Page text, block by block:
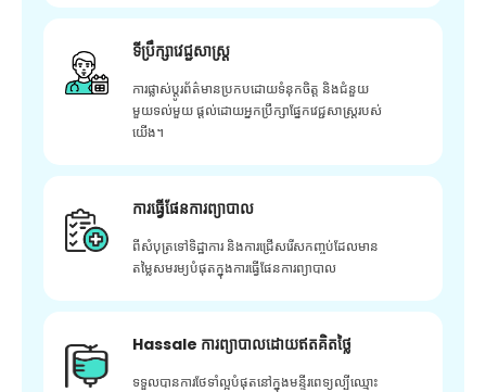
ទីប្រឹក្សាវេជ្ជសាស្ត្រ
ការផ្លាស់ប្តូរព័ត៌មានប្រកបដោយទំនុកចិត្ត និងជំនួយ
មួយទល់មួយ ផ្តល់ដោយអ្នកប្រឹក្សាផ្នែកវេជ្ជសាស្រ្តរបស់
យើង។
ការធ្វើផែនការព្យាបាល
ពីសំបុត្រទៅទិដ្ឋាការ និងការជ្រើសរើសកញ្ចប់ដែលមាន
តម្លៃសមរម្យបំផុតក្នុងការធ្វើផែនការព្យាបាល
Hassale ការព្យាបាលដោយឥតគិតថ្លៃ
ទទួលបានការថែទាំល្អបំផុតនៅក្នុងមន្ទីរពេទ្យល្បីឈ្មោះ